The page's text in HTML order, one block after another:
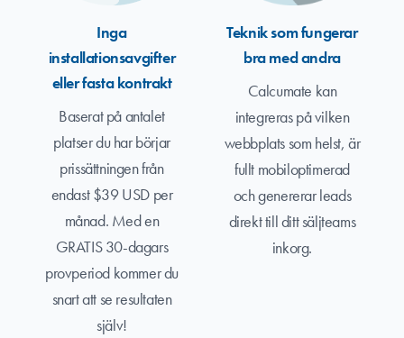
Inga
installationsavgifter
eller fasta kontrakt
Baserat på antalet
platser du har börjar
prissättningen från
endast $39 USD per
månad. Med en
GRATIS 30-dagars
provperiod kommer du
snart att se resultaten
själv!
Teknik som fungerar
bra med andra
Calcumate kan
integreras på vilken
webbplats som helst, är
fullt mobiloptimerad
och genererar leads
direkt till ditt säljteams
inkorg.